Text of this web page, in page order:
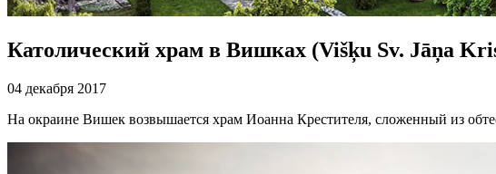
Католический храм в Вишках (Višķu Sv. Jāņa
04 декабря 2017
На окраине Вишек возвышается храм Иоанна Крестителя, сложенный из